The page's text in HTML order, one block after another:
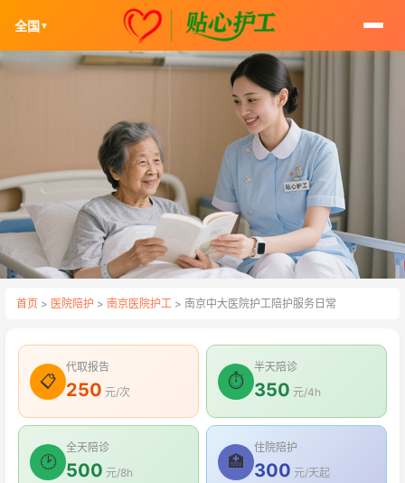
全国 ▼
首页 > 医院陪护 > 南京医院护工 > 南京中大医院护工陪护服务日常
📋
代取报告
250 元/次
⏱
半天陪诊
350 元/4h
🕑
全天陪诊
500 元/8h
🏥
住院陪护
300 元/天起